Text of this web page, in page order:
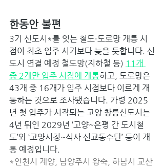
한동안 불편
3기 신도시*를 잇는 철도·도로망 개통 시
점이 최초 입주 시기보다 늦을 듯합니다. 신
도시 연결 예정 철도망(지하철 등) 11개
중 2개만 입주 시점에 개통하고, 도로망은
43개 중 16개가 입주 시점보다 이르게 개
통하는 것으로 조사됐습니다. 가령 2025
년 첫 입주가 시작되는 고양 창릉신도시는
4년 뒤인 2029년 ‘고양~은평 간 도시철
도’와 ‘고양시청~식사 신교통수단’ 등이 개
통 예정입니다.
*인천시 계양, 남양주시 왕숙, 하남시 교산